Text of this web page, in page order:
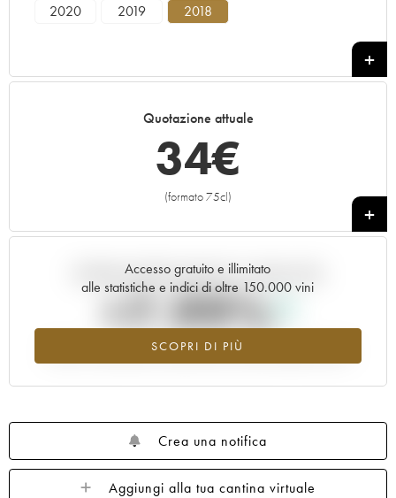
2020 2019 2018
Quotazione attuale
34€
(formato 75cl)
+
Accesso gratuito e illimitato
alle statistiche e indici di oltre 150.000 vini
SCOPRI DI PIÙ
Andamento della quotazione in tempo reale
+7.99%
Valore in aumento per l'annata 2018 nel 2026 rispetto al 2025
Crea una notifica
Aggiungi alla tua cantina virtuale